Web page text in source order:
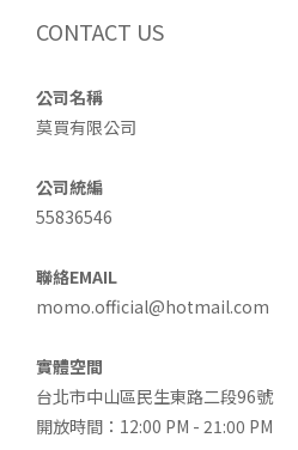
CONTACT US
公司名稱
莫買有限公司
公司統編
55836546
聯絡EMAIL
momo.official@hotmail.com
實體空間
台北市中山區民生東路二段96號
開放時間：12:00 PM - 21:00 PM